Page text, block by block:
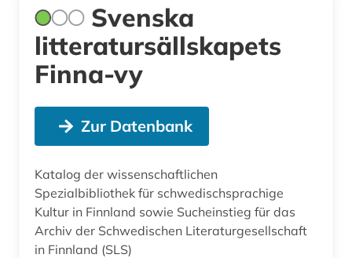
Svenska
litteratursällskapets
Finna-vy
Zur Datenbank
Katalog der wissenschaftlichen
Spezialbibliothek für schwedischsprachige
Kultur in Finnland sowie Sucheinstieg für das
Archiv der Schwedischen Literaturgesellschaft
in Finnland (SLS)